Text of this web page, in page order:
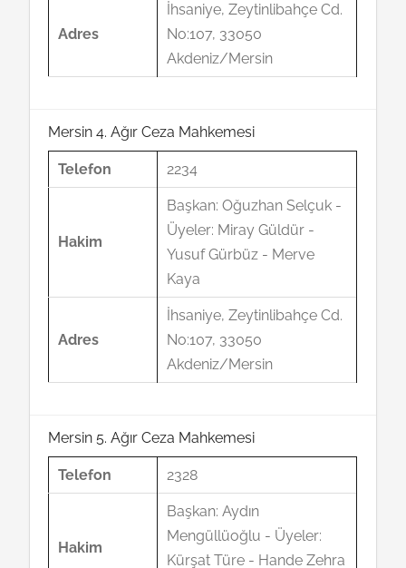
Adres
İhsaniye, Zeytinlibahçe Cd.
No:107, 33050
Akdeniz/Mersin
Mersin 4. Ağır Ceza Mahkemesi
Telefon 2234
Hakim
Başkan: Oğuzhan Selçuk -
Üyeler: Miray Güldür -
Yusuf Gürbüz - Merve
Kaya
Adres
İhsaniye, Zeytinlibahçe Cd.
No:107, 33050
Akdeniz/Mersin
Mersin 5. Ağır Ceza Mahkemesi
Telefon 2328
Hakim
Başkan: Aydın
Mengüllüoğlu - Üyeler:
Kürşat Türe - Hande Zehra